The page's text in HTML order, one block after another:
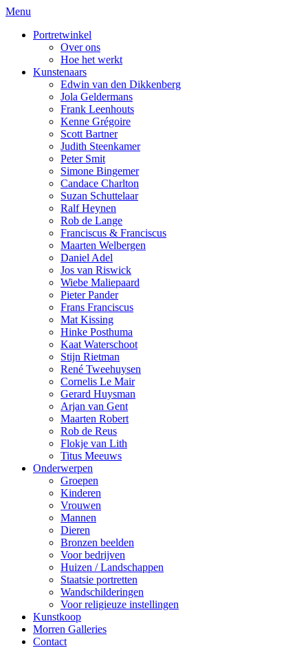
Menu
Portretwinkel
Over ons
Hoe het werkt
Kunstenaars
Edwin van den Dikkenberg
Jola Geldermans
Frank Leenhouts
Kenne Grégoire
Scott Bartner
Judith Steenkamer
Peter Smit
Simone Bingemer
Candace Charlton
Suzan Schuttelaar
Ralf Heynen
Rob de Lange
Franciscus & Franciscus
Maarten Welbergen
Daniel Adel
Jos van Riswick
Wiebe Maliepaard
Pieter Pander
Frans Franciscus
Mat Kissing
Hinke Posthuma
Kaat Waterschoot
Stijn Rietman
René Tweehuysen
Cornelis Le Mair
Gerard Huysman
Arjan van Gent
Maarten Robert
Rob de Reus
Flokje van Lith
Titus Meeuws
Onderwerpen
Groepen
Kinderen
Vrouwen
Mannen
Dieren
Bronzen beelden
Voor bedrijven
Huizen / Landschappen
Staatsie portretten
Wandschilderingen
Voor religieuze instellingen
Kunstkoop
Morren Galleries
Contact